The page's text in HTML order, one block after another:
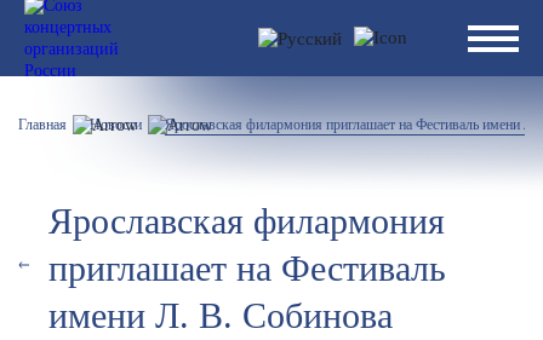
Главная Новости Ярославская филармония приглашает на Фестиваль имени
Ярославская филармония
приглашает на Фестиваль
имени Л. В. Собинова